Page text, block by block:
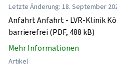
Letzte Änderung: 18. September
Anfahrt Anfahrt - LVR-Klinik
barrierefrei (PDF, 488 kB)
Mehr Informationen
Artikel